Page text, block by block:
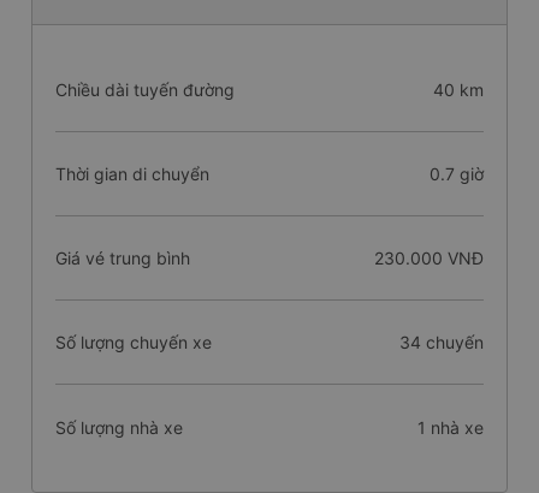
Chiều dài tuyến đường 40 km
Thời gian di chuyển 0.7 giờ
Giá vé trung bình 230.000 VNĐ
Số lượng chuyến xe 34 chuyến
Số lượng nhà xe 1 nhà xe